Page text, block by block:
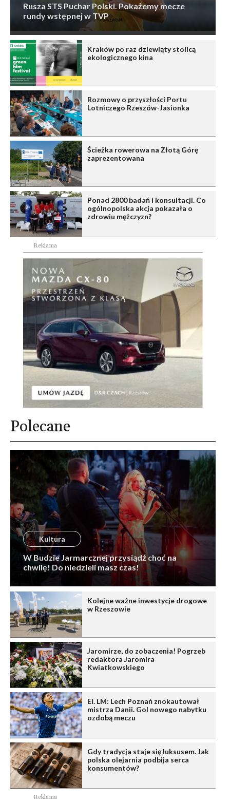
Rusza STS Puchar Polski. Pokażemy mecze
rundy wstępnej w TVP
Kraków po raz dziewiąty stolicą
ekologicznego kina
Rozmowy o przyszłości Portu
Lotniczego Rzeszów-Jasionka
Ścieżka rowerowa na Złotą Górę
zaprezentowana
Ponad 2800 badań i konsultacji. Co
ogólnopolska akcja pokazała o
zdrowiu mężczyzn?
Reklama
Polecane
Kultura
W Budzie Jarmarcznej przysiądź choć na
chwilę! Do niedzieli masz czas!
Kolejne ważne inwestycje drogowe
w Rzeszowie
Jaromirze, do zobaczenia! Pogrzeb
redaktora Jaromira
Kwiatkowskiego
El. LM: Lech Poznań znokautował
mistrza Danii. Gol nowego nabytku
ozdobą meczu
Gdy tradycja staje się luksusem. Jak
polska olejarnia podbija serca
konsumentów?
Reklama